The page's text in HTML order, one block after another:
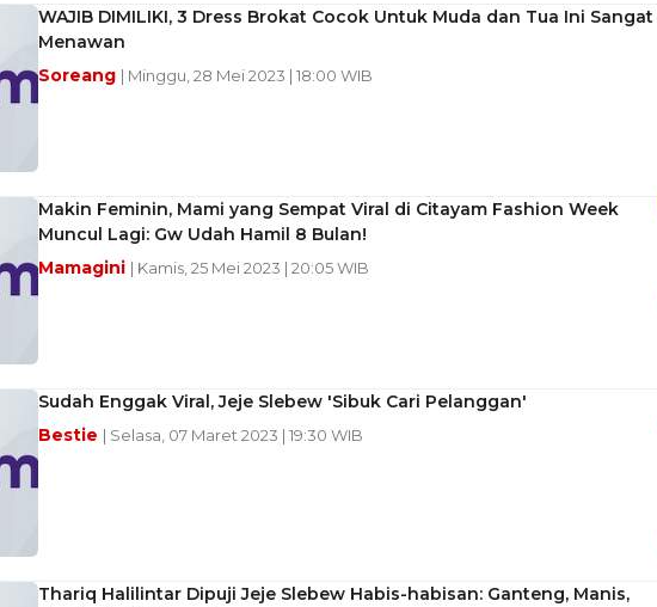
WAJIB DIMILIKI, 3 Dress Brokat Cocok Untuk Muda dan Tua Ini Sangat
Menawan
Soreang | Minggu, 28 Mei 2023 | 18:00 WIB
Makin Feminin, Mami yang Sempat Viral di Citayam Fashion Week
Muncul Lagi: Gw Udah Hamil 8 Bulan!
Mamagini | Kamis, 25 Mei 2023 | 20:05 WIB
Sudah Enggak Viral, Jeje Slebew 'Sibuk Cari Pelanggan'
Bestie | Selasa, 07 Maret 2023 | 19:30 WIB
Thariq Halilintar Dipuji Jeje Slebew Habis-habisan: Ganteng, Manis,